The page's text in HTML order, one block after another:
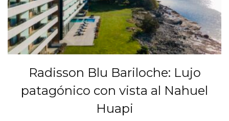
Radisson Blu Bariloche: Lujo
patagónico con vista al Nahuel
Huapi